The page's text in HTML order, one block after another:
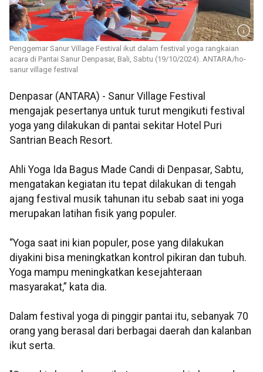
Penggemar Sanur Village Festival ikut dalam festival yoga rangkaian
acara di Pantai Sanur Denpasar, Bali, Sabtu (19/10/2024). ANTARA/ho-
sanur village festival
Denpasar (ANTARA) - Sanur Village Festival
mengajak pesertanya untuk turut mengikuti festival
yoga yang dilakukan di pantai sekitar Hotel Puri
Santrian Beach Resort.
Ahli Yoga Ida Bagus Made Candi di Denpasar, Sabtu,
mengatakan kegiatan itu tepat dilakukan di tengah
ajang festival musik tahunan itu sebab saat ini yoga
merupakan latihan fisik yang populer.
“Yoga saat ini kian populer, pose yang dilakukan
diyakini bisa meningkatkan kontrol pikiran dan tubuh.
Yoga mampu meningkatkan kesejahteraan
masyarakat,” kata dia.
Dalam festival yoga di pinggir pantai itu, sebanyak 70
orang yang berasal dari berbagai daerah dan kalanban
ikut serta.